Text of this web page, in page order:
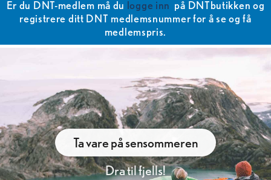
Er du DNT-medlem må du logge inn på DNTbutikken og
registrere ditt DNT medlemsnummer for å se og få
medlemspris.
Ta vare på sensommeren
Dra til fjells!